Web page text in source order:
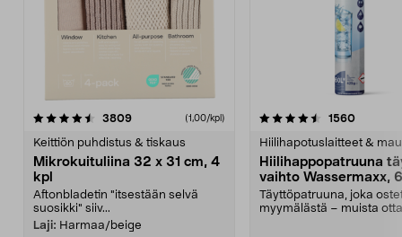
3809arvostelut (1,00/kpl)
Keittiön puhdistus & tiskaus
Mikrokuituliina 32 x 31 cm, 4
kpl
Aftonbladetin "itsestään selvä
suosikki" siiv...
Laji: Harmaa/beige
4.5viidestä
1560
Hiilihapotuslaitteet &
Hiilihappopatruuna
vaihto Wassermaxx,
Täyttöpatruuna, joka
myymälästä – muista
4.5viidestä